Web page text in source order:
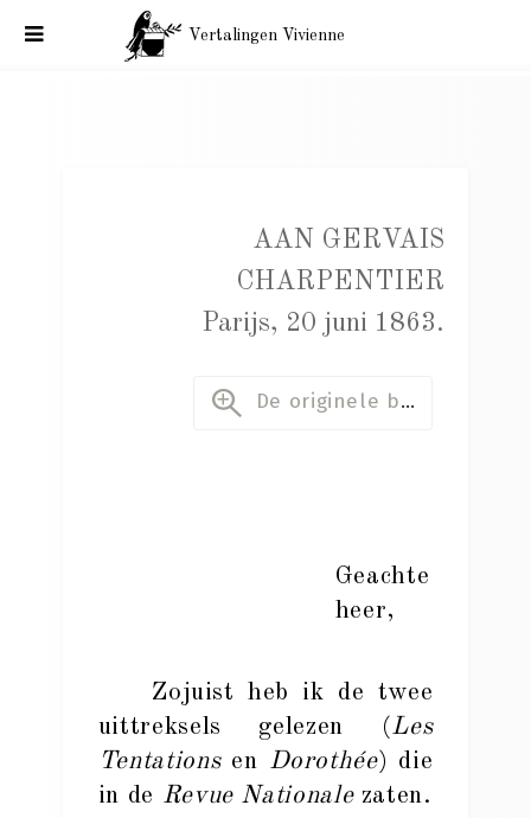
Vertalingen Vivienne
AAN GERVAIS
CHARPENTIER
Parijs, 20 juni 1863.
De originele brief
Geachte
heer,
Zojuist heb ik de twee
uittreksels gelezen (Les
Tentationsen Dorothée) die
in de Revue Nationalezaten.